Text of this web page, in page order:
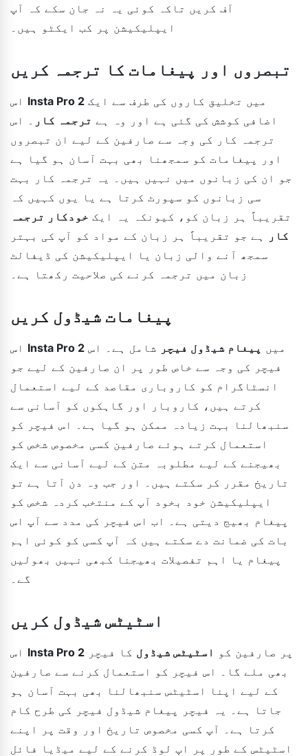
آف کریں تاکہ کوئی یہ نہ جان سکے کہ آپ
ایپلیکیشن پر کب ایکٹو ہیں۔
تبصروں اور پیغامات کا ترجمہ کریں
Insta Pro 2
اضافی کوشش کی گئی ہے اور وہ ہے ترجمہ کار
۔ اس
ترجمہ کار کی وجہ سے صارفین کے لیے ان تبصروں
اور پیغامات کو سمجھنا بھی بہت آسان ہو گیا ہے
جو ان کی زبانوں میں نہیں ہیں۔ یہ ترجمہ کار بہت
سی زبانوں کو سپورٹ کرتا ہے یا یوں کہیں کہ
تقریباً ہر زبان کو، کیونکہ یہ ایک خودکار ترجمہ
کار
ہے جو تقریباً ہر زبان کے مواد کو آپ کی بہتر
سمجھ آنے والی زبان یا ایپلیکیشن کی ڈیفالٹ
زبان میں ترجمہ کرنے کی صلاحیت رکھتا ہے۔
پیغامات شیڈول کریں
Insta Pro 2 میں پیغام شیڈول فیچر شامل ہے۔ اس
فیچر کی وجہ سے خاص طور پر ان صارفین کے لیے جو
انسٹاگرام کو کاروباری مقاصد کے لیے استعمال
کرتے ہیں، کاروبار اور گاہکوں کو آسانی سے
سنبھالنا بہت زیادہ ممکن ہو گیا ہے۔ اس فیچر کو
استعمال کرتے ہوئے صارفین کسی مخصوص شخص کو
بھیجنے کے لیے مطلوبہ متن کے لیے آسانی سے ایک
تاریخ مقرر کر سکتے ہیں۔ اور جب وہ دن آتا ہے تو
ایپلیکیشن خود بخود آپ کے منتخب کردہ شخص کو
پیغام بھیج دیتی ہے۔ اب اس فیچر کی مدد سے آپ اس
بات کی ضمانت دے سکتے ہیں کہ آپ کسی کو کوئی اہم
پیغام یا اہم تفصیلات بھیجنا کبھی نہیں بھولیں
گے۔
اسٹیٹس شیڈول کریں
Insta Pro 2 پر صارفین کو اسٹیٹس شیڈول کا فیچر
بھی ملے گا۔ اس فیچر کو استعمال کرنے سے صارفین
کے لیے اپنا اسٹیٹس سنبھالنا بھی بہت آسان ہو
جاتا ہے۔ یہ فیچر پیغام شیڈول فیچر کی طرح کام
کرتا ہے۔ آپ کسی مخصوص تاریخ اور وقت پر اپنے
اسٹیٹس کے طور پر اپ لوڈ کرنے کے لیے میڈیا فائل